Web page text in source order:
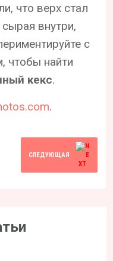
что верх стал
внутри,
с
чтобы найти
кекс.
.
СЛЕДУЮЩАЯ